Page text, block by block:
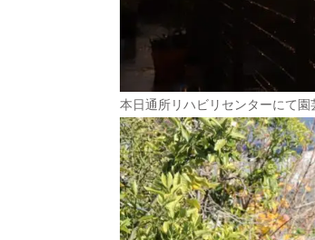
本日通所リハビリセンターにて